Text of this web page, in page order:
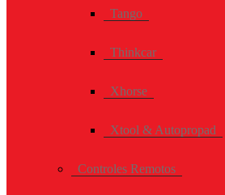
Tango
Thinkcar
Xhorse
Xtool & Autopropad
Controles Remotos